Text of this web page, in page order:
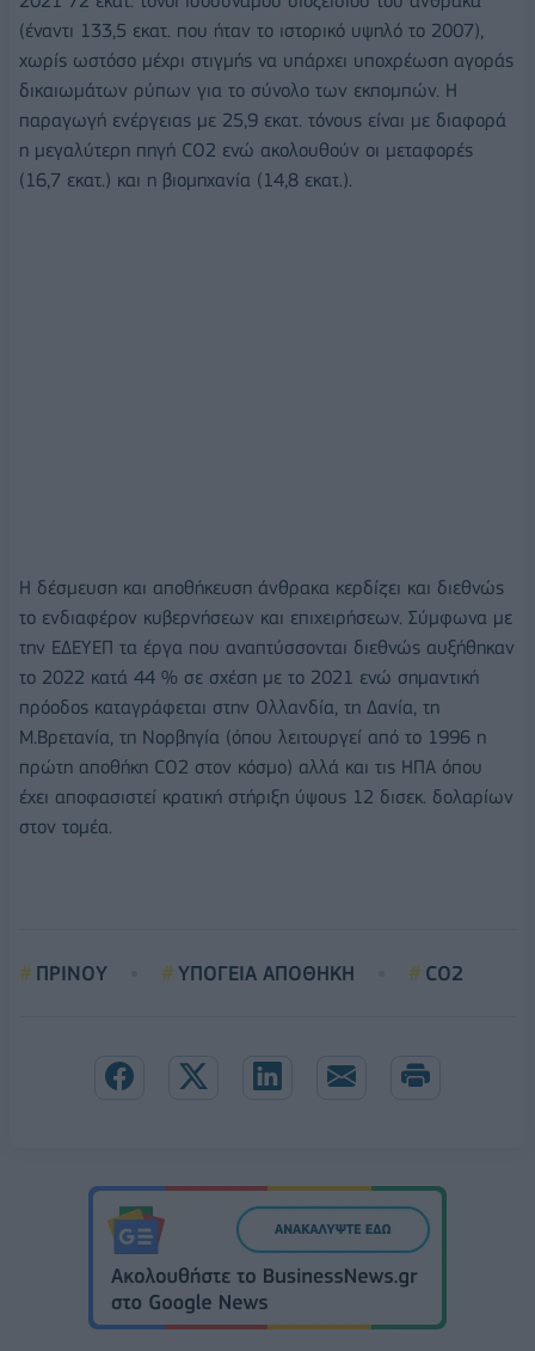
(έναντι 133,5 εκατ. που ήταν το ιστορικό υψηλό το 2007),
χωρίς ωστόσο μέχρι στιγμής να υπάρχει υποχρέωση αγοράς
δικαιωμάτων ρύπων για το σύνολο των εκπομπών. Η
παραγωγή ενέργειας με 25,9 εκατ. τόνους είναι με διαφορά
η μεγαλύτερη πηγή CO2 ενώ ακολουθούν οι μεταφορές
(16,7 εκατ.) και η βιομηχανία (14,8 εκατ.).
Η δέσμευση και αποθήκευση άνθρακα κερδίζει και διεθνώς
το ενδιαφέρον κυβερνήσεων και επιχειρήσεων. Σύμφωνα με
την ΕΔΕΥΕΠ τα έργα που αναπτύσσονται διεθνώς αυξήθηκαν
το 2022 κατά 44 % σε σχέση με το 2021 ενώ σημαντική
πρόοδος καταγράφεται στην Ολλανδία, τη Δανία, τη
Μ.Βρετανία, τη Νορβηγία (όπου λειτουργεί από το 1996 η
πρώτη αποθήκη CO2 στον κόσμο) αλλά και τις ΗΠΑ όπου
έχει αποφασιστεί κρατική στήριξη ύψους 12 δισεκ. δολαρίων
στον τομέα.
ΠΡΙΝΟΥ ΥΠΟΓΕΙΑ ΑΠΟΘΗΚΗ CO2